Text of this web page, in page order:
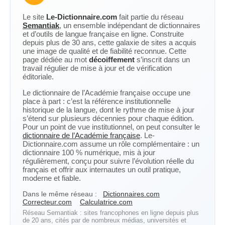
Le site Le-Dictionnaire.com fait partie du réseau
Semantiak, un ensemble indépendant de dictionnaires
et d’outils de langue française en ligne. Construite
depuis plus de 30 ans, cette galaxie de sites a acquis
une image de qualité et de fiabilité reconnue. Cette
page dédiée au mot décoiffement s’inscrit dans un
travail régulier de mise à jour et de vérification
éditoriale.
Le dictionnaire de l’Académie française occupe une
place à part : c’est la référence institutionnelle
historique de la langue, dont le rythme de mise à jour
s’étend sur plusieurs décennies pour chaque édition.
Pour un point de vue institutionnel, on peut consulter le
dictionnaire de l’Académie française. Le-
Dictionnaire.com assume un rôle complémentaire : un
dictionnaire 100 % numérique, mis à jour
régulièrement, conçu pour suivre l’évolution réelle du
français et offrir aux internautes un outil pratique,
moderne et fiable.
Dans le même réseau :
Dictionnaires.com
Correcteur.com
Calculatrice.com
Réseau Semantiak : sites francophones en ligne depuis plus
de 20 ans, cités par de nombreux médias, universités et